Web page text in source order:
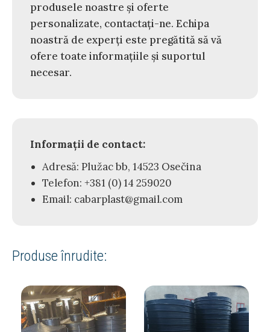
produsele noastre și oferte
personalizate, contactați-ne. Echipa
noastră de experți este pregătită să vă
ofere toate informațiile și suportul
necesar.
Informații de contact:
Adresă: Plužac bb, 14523 Osečina
Telefon: +381 (0) 14 259020
Email: cabarplast@gmail.com
Produse înrudite: